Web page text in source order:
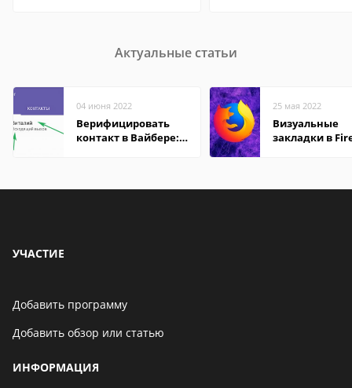
Актуальные статьи
04 июня 2022
Верифицировать
контакт в Вайбере:
25 мая 2022
Визуальные
закладки в
УЧАСТИЕ
Добавить программу
Добавить обзор или статью
ИНФОРМАЦИЯ